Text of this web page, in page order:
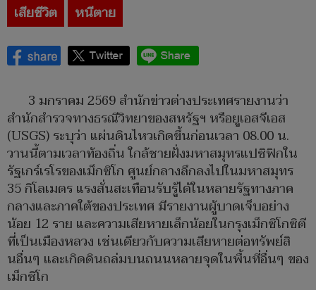
เสียชีวิต
หนีตาย
3 มกราคม 2569 สำนักข่าวต่างประเทศรายงานว่า
สำนักสำรวจทางธรณีวิทยาของสหรัฐฯ หรือยูเอสจีเอส
(USGS) ระบุว่า แผ่นดินไหวเกิดขึ้นก่อนเวลา 08.00 น.
วานนี้ตามเวลาท้องถิ่น ใกล้ชายฝั่งมหาสมุทรแปซิฟิกใน
รัฐเกร์เรโรของเม็กซิโก ศูนย์กลางลึกลงไปในมหาสมุทร
35 กิโลเมตร แรงสั่นสะเทือนรับรู้ได้ในหลายรัฐทางภาค
กลางและภาคใต้ของประเทศ มีรายงานผู้บาดเจ็บอย่าง
น้อย 12 ราย และความเสียหายเล็กน้อยในกรุงเม็กซิโกซิตี
ที่เป็นเมืองหลวง เช่นเดียวกับความเสียหายต่อทรัพย์สิ
นอื่นๆ และเกิดดินถล่มบนถนนหลายจุดในพื้นที่อื่นๆ ของ
เม็กซิโก